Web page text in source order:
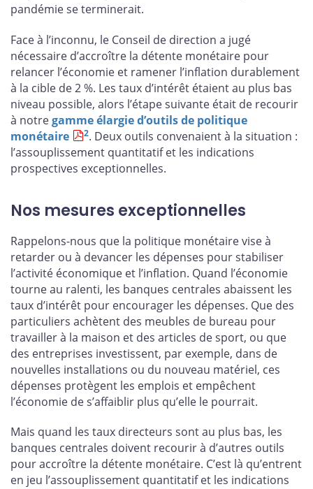
pandémie se terminerait.
Face à l’inconnu, le Conseil de direction a jugé
nécessaire d’accroître la détente monétaire pour
relancer l’économie et ramener l’inflation durablement
à la cible de 2 %. Les taux d’intérêt étaient au plus bas
niveau possible, alors l’étape suivante était de recourir
à notregamme élargie d’outils de politique
monétaire
2. Deux outils convenaient à la situation :
l’assouplissement quantitatif et les indications
prospectives exceptionnelles.
Nos mesures exceptionnelles
Rappelons-nous que la politique monétaire vise à
retarder ou à devancer les dépenses pour stabiliser
l’activité économique et l’inflation. Quand l’économie
tourne au ralenti, les banques centrales abaissent les
taux d’intérêt pour encourager les dépenses. Que des
particuliers achètent des meubles de bureau pour
travailler à la maison et des articles de sport, ou que
des entreprises investissent, par exemple, dans de
nouvelles installations ou du nouveau matériel, ces
dépenses protègent les emplois et empêchent
l’économie de s’affaiblir plus qu’elle le pourrait.
Mais quand les taux directeurs sont au plus bas, les
banques centrales doivent recourir à d’autres outils
pour accroître la détente monétaire. C’est là qu’entrent
en jeu l’assouplissement quantitatif et les indications